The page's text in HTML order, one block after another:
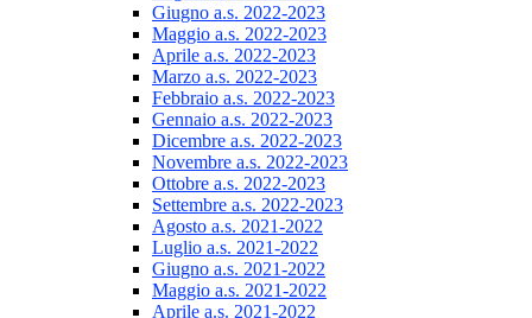
Giugno a.s. 2022-2023
Maggio a.s. 2022-2023
Aprile a.s. 2022-2023
Marzo a.s. 2022-2023
Febbraio a.s. 2022-2023
Gennaio a.s. 2022-2023
Dicembre a.s. 2022-2023
Novembre a.s. 2022-2023
Ottobre a.s. 2022-2023
Settembre a.s. 2022-2023
Agosto a.s. 2021-2022
Luglio a.s. 2021-2022
Giugno a.s. 2021-2022
Maggio a.s. 2021-2022
Aprile a.s. 2021-2022